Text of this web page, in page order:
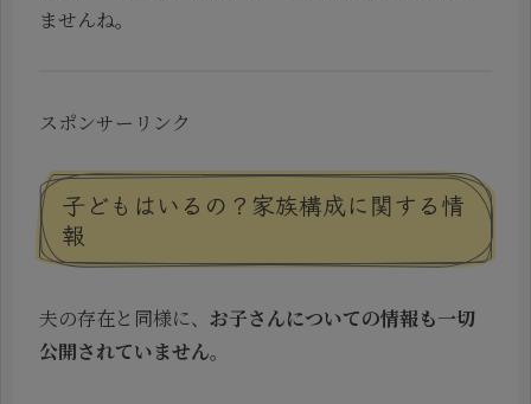
ませんね。
スポンサーリンク
子どもはいるの？家族構成に関する情
報
夫の存在と同様に、 お子さんについての情報も一切
公開されていません。